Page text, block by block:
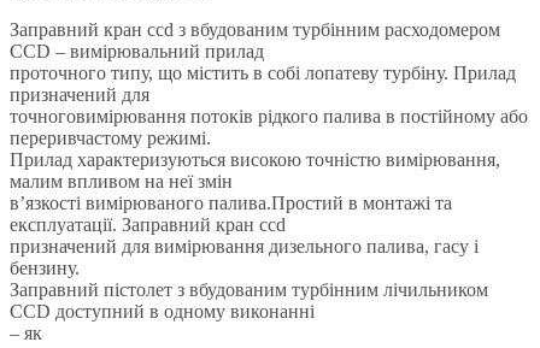
Заправний кран ccd з вбудованим турбінним расходомером
CCD – вимірювальний прилад
проточного типу, що містить в собі лопатеву турбіну. Прилад
призначений для
точноговимірювання потоків рідкого палива в постійному або
переривчастому режимі.
Прилад характеризуються високою точністю вимірювання,
малим впливом на неї змін
в’язкості вимірюваного палива.Простий в монтажі та
експлуатації. Заправний кран ccd
призначений для вимірювання дизельного палива, гасу і
бензину.
Заправний пістолет з вбудованим турбінним лічильником
CCD доступний в одному виконанні
– як